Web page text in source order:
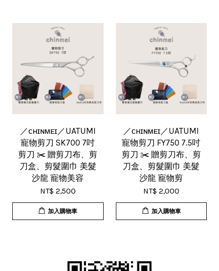
／ᴄʜɪɴᴍᴇɪ／UATUMI
寵物剪刀 SK700 7吋
剪刀 ✂️ 贈剪刀布、剪
刀盒、剪髮圍巾 美髮
沙龍 寵物美容
NT$ 2,500
加入購物車
／ᴄʜɪɴᴍᴇɪ／UATUMI
寵物剪刀 FY750 7.5吋
剪刀 ✂️ 贈剪刀布、剪
刀盒、剪髮圍巾 美髮
沙龍 寵物剪
NT$ 2,000
加入購物車